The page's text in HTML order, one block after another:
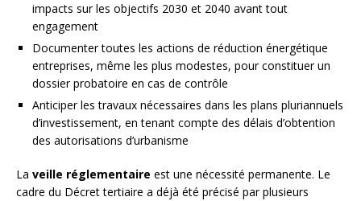
impacts sur les objectifs 2030 et 2040 avant tout
engagement
Documenter toutes les actions de réduction énergétique
entreprises, même les plus modestes, pour constituer un
dossier probatoire en cas de contrôle
Anticiper les travaux nécessaires dans les plans pluriannuels
d’investissement, en tenant compte des délais d’obtention
des autorisations d’urbanisme
La veille réglementaire est une nécessité permanente. Le
cadre du Décret tertiaire a déjà été précisé par plusieurs